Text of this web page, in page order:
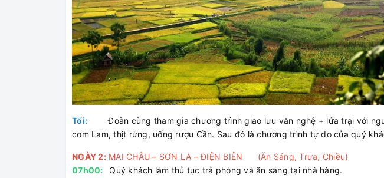
Tối:
Đoàn cùng tham gia chương trình giao lưu văn nghệ + lửa trại với
cơm Lam, thịt rừng, uống rượu Cần. Sau đó là chương trình tự do của quý
NGÀY 2:MAI CHÂU – SƠN LA – ĐIỆN BIÊN (Ăn Sáng, Trưa, Chiều)
07h00:
Quý khách làm thủ tục trả phòng và ăn sáng tại nhà hàng.